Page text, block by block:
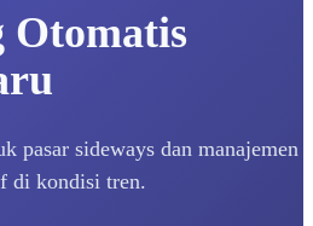
Otomatis
pasar sideways dan manajemen
di kondisi tren.